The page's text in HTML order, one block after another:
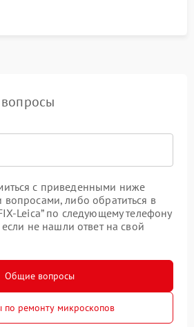
с приведенными ниже
либо обратиться в
Leica” по следующему телефону
если не нашли ответ на свой
Общие вопросы
по ремонту микроскопов